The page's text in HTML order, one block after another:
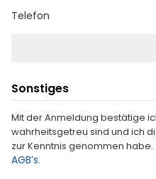
Telefon
Sonstiges
Mit der Anmeldung bestätige
wahrheitsgetreu sind und ich
zur Kenntnis genommen
AGB’s.